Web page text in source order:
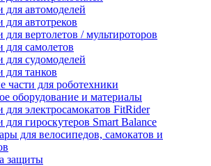
для автомоделей
для автотреков
для вертолетов / мультироторов
для самолетов
для судомоделей
для танков
части для роботехники
оборудование и материалы
для электросамокатов FitRider
для гироскутеров Smart Balance
для велосипедов, самокатов и
защиты